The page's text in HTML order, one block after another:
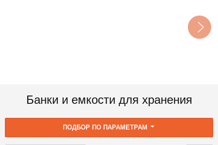
Банки и емкости для хранения
ПОДБОР ПО ПАРАМЕТРАМ